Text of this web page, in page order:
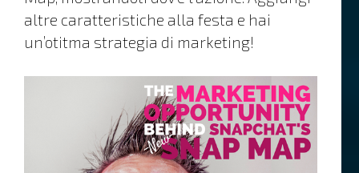
altre caratteristiche alla festa e hai
un’otitma strategia di marketing!